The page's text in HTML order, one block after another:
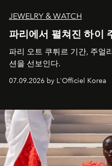
JEWELRY & WATCH
파리에서 펼쳐진 하이
파리 오트 쿠튀르 기간, 주얼
션을 선보인다.
07.09.2026 by L'Officiel Korea